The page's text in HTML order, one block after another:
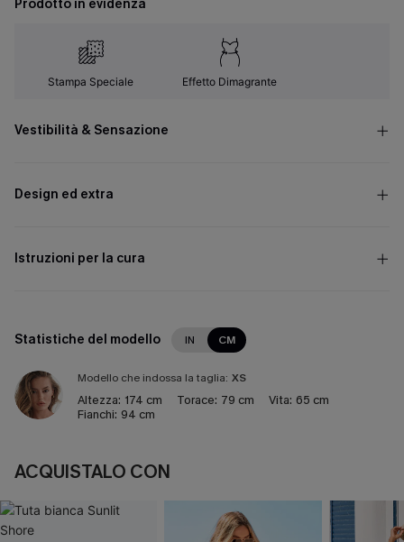
Prodotto in evidenza
Stampa Speciale Effetto Dimagrante
Vestibilità & Sensazione
Design ed extra
Istruzioni per la cura
Statistiche del modello IN CM
Modello che indossa la taglia: XS
Altezza: 174 cm Torace: 79 cm Vita: 65 cm
Fianchi: 94 cm
ACQUISTALO CON